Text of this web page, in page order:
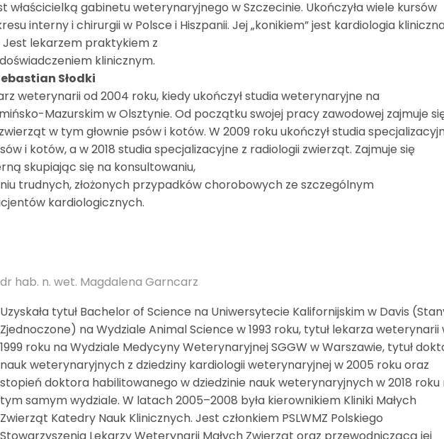
właścicielką gabinetu weterynaryjnego w Szczecinie. Ukończyła wiele kursów
interny i chirurgii w Polsce i Hiszpanii. Jej „konikiem” jest kardiologia
lekarzem praktykiem z
klinicznym.
Słodki
weterynarii od 2004 roku, kiedy ukończył studia weterynaryjne na
Mazurskim w Olsztynie. Od początku swojej pracy zawodowej zajmuje
w tym głownie psów i kotów. W 2009 roku ukończył studia
i kotów, a w 2018 studia specjalizacyjne z radiologii zwierząt. Zajmuje się
skupiając się na konsultowaniu,
trudnych, złożonych przypadków chorobowych ze szczególnym
kardiologicznych.
dr hab. n. wet. Magdalena Garncarz
Uzyskała tytuł Bachelor of Science na Uniwersytecie Kalifornijskim w Davis
Zjednoczone) na Wydziale Animal Science w 1993 roku, tytuł lekarza weterynarii
1999 roku na Wydziale Medycyny Weterynaryjnej SGGW w Warszawie, tytuł
nauk weterynaryjnych z dziedziny kardiologii weterynaryjnej w 2005 roku oraz
stopień doktora habilitowanego w dziedzinie nauk weterynaryjnych w 2018 roku
tym samym wydziale. W latach 2005–2008 była kierownikiem Kliniki Małych
Zwierząt Katedry Nauk Klinicznych. Jest członkiem PSLWMZ Polskiego
Stowarzyszenia Lekarzy Weterynarii Małych Zwierząt oraz przewodniczącą jej